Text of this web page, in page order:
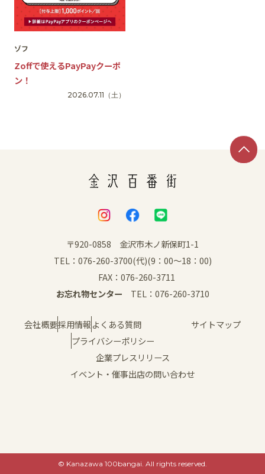
ゾフ
Zoffで使えるPayPayクーポ
ン！
2026.07.11 （土）
〒920-0858 金沢市木ノ新保町1-1
TEL：076-260-3700(代)(9：00～18：00)
FAX：076-260-3711
お忘れ物センター TEL：076-260-3710
会社概要採用情報よくある質問
サイトマップ
プライバシーポリシー
企業プレスリリース
イベント・催事出店の問い合わせ
© Kanazawa 100bangai. All rights reserved.